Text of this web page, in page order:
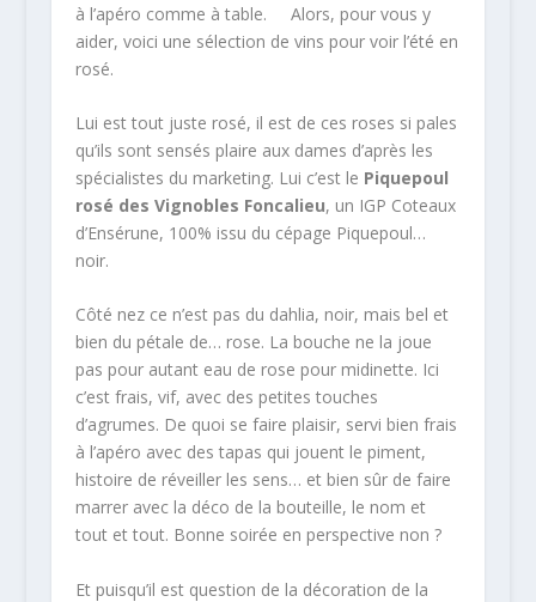
à l’apéro comme à table. Alors, pour vous y
aider, voici une sélection de vins pour voir l’été en
rosé.
Lui est tout juste rosé, il est de ces roses si pales
qu’ils sont sensés plaire aux dames d’après les
spécialistes du marketing. Lui c’est le Piquepoul
rosé des Vignobles Foncalieu, un IGP Coteaux
d’Ensérune, 100% issu du cépage Piquepoul…
noir.
Côté nez ce n’est pas du dahlia, noir, mais bel et
bien du pétale de… rose. La bouche ne la joue
pas pour autant eau de rose pour midinette. Ici
c’est frais, vif, avec des petites touches
d’agrumes. De quoi se faire plaisir, servi bien frais
à l’apéro avec des tapas qui jouent le piment,
histoire de réveiller les sens… et bien sûr de faire
marrer avec la déco de la bouteille, le nom et
tout et tout. Bonne soirée en perspective non ?
Et puisqu’il est question de la décoration de la